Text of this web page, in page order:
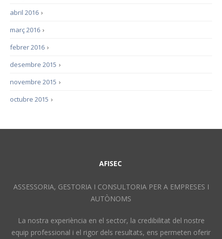
›
abril 2016
›
març 2016
›
febrer 2016
›
desembre 2015
›
novembre 2015
›
octubre 2015
AFISEC
ASSESSORIA, GESTORIA I CONSULTORIA PER A EMPRESES I
AUTÒNOMS
La nostra experiència en el sector, la credibilitat del nostre
equip professional i el rigor dels resultats, ens permeten oferir